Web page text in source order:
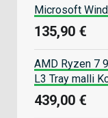
Microsoft
135,90 €
AMD Ryzen 7
L3 Tray malli
439,00 €